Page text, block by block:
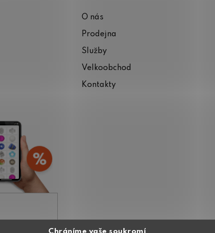
O nás
Prodejna
Služby
Velkoobchod
Kontakty